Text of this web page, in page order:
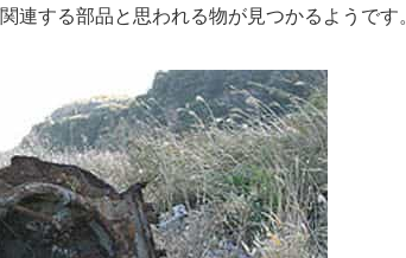
する部品と思われる物が見つかるようです。